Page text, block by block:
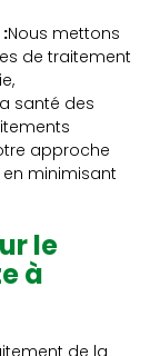
Nous mettons
de traitement
santé des
approche
minimisant
le
à
de la